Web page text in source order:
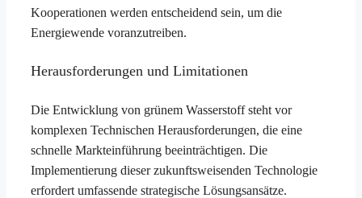
Kooperationen werden entscheidend sein, um die
Energiewende voranzutreiben.
Herausforderungen und Limitationen
Die Entwicklung von grünem Wasserstoff steht vor
komplexen Technischen Herausforderungen, die eine
schnelle Markteinführung beeinträchtigen. Die
Implementierung dieser zukunftsweisenden Technologie
erfordert umfassende strategische Lösungsansätze.